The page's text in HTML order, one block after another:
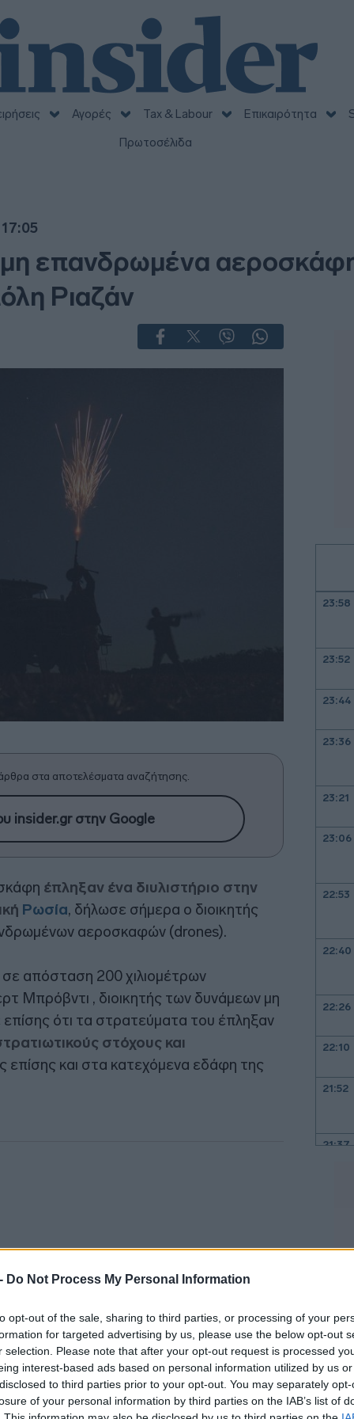
Do Not Process My Personal Information
opt-out of the sale, sharing to third parties, or processing of your
for targeted advertising by us, please use the below opt-out
selection. Please note that after your opt-out request is processed
interest-based ads based on personal information utilized by us
to third parties prior to your opt-out. You may separately
of your personal information by third parties on the IAB’s list of
Αγορές Tax & Labour Επικαιρότητα
Πρωτοσέλιδα
επανδρωμένα
Ριαζάν
στα αποτελέσματα αναζήτησης.
insider.gr στην Google
έπληξαν ένα διυλιστήριο στην
Ρωσία, δήλωσε σήμερα ο διοικητής
αεροσκαφών (drones).
σε απόσταση 200 χιλιομέτρων
Μπρόβντι , διοικητής των δυνάμεων μη
ότι τα στρατεύματα του έπληξαν
στόχους και
και στα κατεχόμενα εδάφη της
στρατού επιβεβαίωσε το πλήγμα στο
πυρκαγιά εκδηλώθηκε στις
23:58
23:52
23:44
23:36
23:21
23:06
22:53
22:40
22:26
22:10
21:52
21:37
20:41
20:38